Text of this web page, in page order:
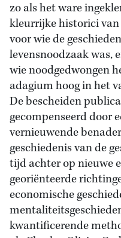
zo als het ware
kleurrijke historici van
voor wie de
levensnoodzaak was,
wie noodgedwongen
adagium hoog in het
De bescheiden
gecompenseerd door
vernieuwende
geschiedenis van de
tijd achter op nieuwe
georiënteerde
economische
kwantificerende